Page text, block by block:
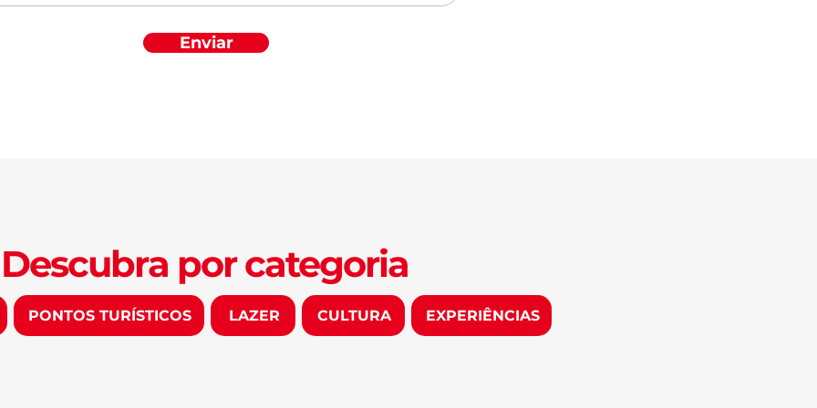
Enviar
Descubra por categoria
PONTOS TURÍSTICOS LAZER CULTURA EXPERIÊNCIAS